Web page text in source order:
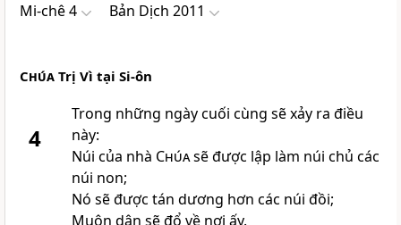
Mi-chê 4 Bản Dịch 2011
Chúa Trị Vì tại Si-ôn
4
Trong những ngày cuối cùng sẽ xảy ra điều
này:
Núi của nhà Chúasẽ được lập làm núi chủ các
núi non;
Nó sẽ được tán dương hơn các núi đồi;
Muôn dân sẽ đổ về nơi ấy.